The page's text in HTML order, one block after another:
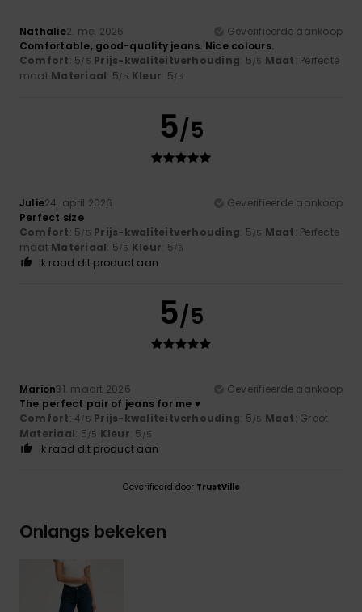
Nathalie2. mei 2026
Geverifieerde aankoop
Comfortable, good-quality jeans. Nice colours.
Comfort: 5/5 Prijs-kwaliteitverhouding: 5/5 Maat: Perfecte
maat Materiaal: 5/5 Kleur: 5/5
5/5
Julie24. april 2026
Geverifieerde aankoop
Perfect size
Comfort: 5/5 Prijs-kwaliteitverhouding: 5/5 Maat: Perfecte
maat Materiaal: 5/5 Kleur: 5/5
Ik raad dit product aan
5/5
Marion31. maart 2026
Geverifieerde aankoop
The perfect pair of jeans for me ♥️
Comfort: 4/5 Prijs-kwaliteitverhouding: 5/5 Maat: Groot
Materiaal: 5/5 Kleur: 5 /5
Ik raad dit product aan
Geverifieerd door TrustVille
Onlangs bekeken